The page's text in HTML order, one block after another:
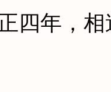
年，相